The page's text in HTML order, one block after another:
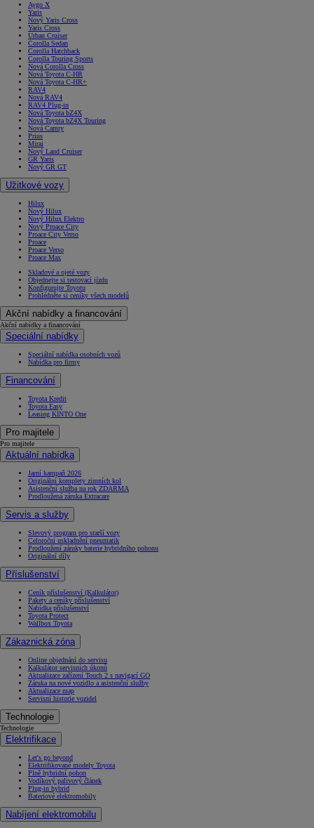
Aygo X
Yaris
Nový Yaris Cross
Yaris Cross
Urban Cruiser
Corolla Sedan
Corolla Hatchback
Corolla Touring Sports
Nová Corolla Cross
Nová Toyota C-HR
Nová Toyota C-HR+
RAV4
Nová RAV4
RAV4 Plug-in
Nová Toyota bZ4X
Nová Toyota bZ4X Touring
Nová Camry
Prius
Mirai
Nový Land Cruiser
GR Yaris
Nový GR GT
Užitkové vozy
Hilux
Nový Hilux
Nový Hilux Elektro
Nový Proace City
Proace City Verso
Proace
Proace Verso
Proace Max
Skladové a ojeté vozy
Objednejte si testovací jízdu
Konfigurujte Toyotu
Prohlédněte si ceníky všech modelů
Akční nabídky a financování
Akční nabídky a financování
Speciální nabídky
Speciální nabídka osobních vozů
Nabídka pro firmy
Financování
Toyota Kredit
Toyota Easy
Leasing KINTO One
Pro majitele
Pro majitele
Aktuální nabídka
Jarní kampaň 2026
Originální komplety zimních kol
Asistenční služba na rok ZDARMA
Prodloužená záruka Extracare
Servis a služby
Slevový program pro starší vozy
Celoroční uskladnění pneumatik
Prodloužení záruky baterie hybridního pohonu
Originální díly
Příslušenství
Ceník příslušenství (Kalkulátor)
Pakety a ceníky příslušenství
Nabídka příslušenství
Toyota Protect
Wallbox Toyota
Zákaznická zóna
Online objednání do servisu
Kalkulátor servisních úkonů
Aktualizace zařízení Touch 2 s navigací GO
Záruka na nové vozidlo a asistenční služby
Aktualizace map
Servisní historie vozidel
Technologie
Technologie
Elektrifikace
Let's go beyond
Elektrifikované modely Toyota
Plně hybridní pohon
Vodíkový palivový článek
Plug-in hybrid
Bateriové elektromobily
Nabíjení elektromobilu